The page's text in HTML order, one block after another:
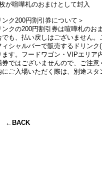
が喧嘩札のおまけとして封入
ンク200円割引券について＞
クの200円割引券は喧嘩札のお
でも、払い戻しはございません。
シャルバーで販売するドリン
ます。フードワゴン・VIPエリア
ではございませんので、ご注意
にご入場いただく際は、別途スタ
←BACK